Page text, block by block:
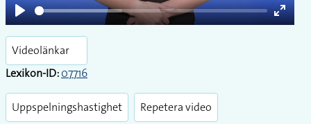
Play
Enter
Videolänkar
Lexikon-ID:07716
Uppspelningshastighet Repetera video